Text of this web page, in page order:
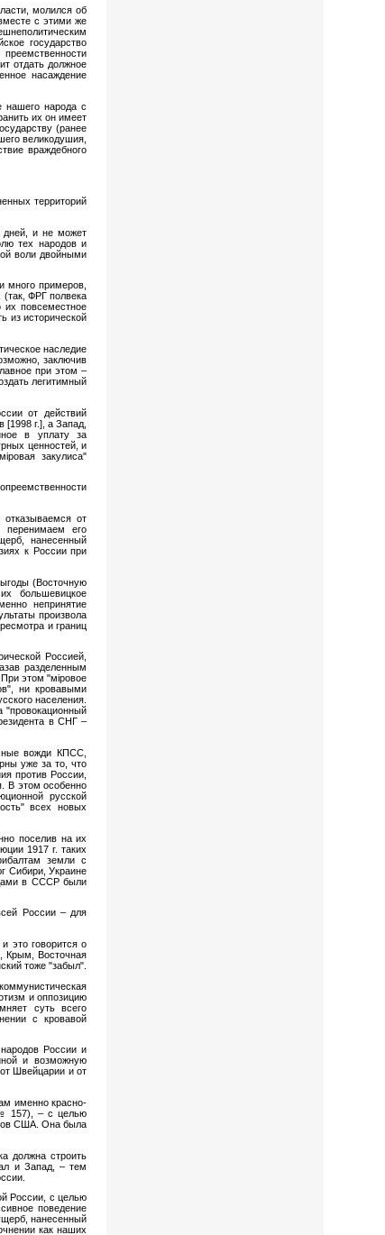
молился об
с этими же
государство
отдать должное
насаждение
нашего народа с
их он имеет
(ранее
великодушия,
враждебного
территорий
дней, и не может
тех народов и
воли двойными
много примеров,
(так, ФРГ полвека
повсеместное
из исторической
наследие
заключив
при этом –
легитимный
от действий
г.], а Запад,
в уплату за
ценностей, и
закулиса"
от
перенимаем его
нанесенный
к России при
(Восточную
большевицкое
непринятие
произвола
и границ
Россией,
разделенным
При этом "мiровое
ни кровавыми
населения.
"провокационный
в СНГ –
вожди КПСС,
уже за то, что
против России,
В этом особенно
русской
всех новых
поселив на их
1917 г. таких
земли с
Сибири, Украине
в СССР были
России – для
это говорится о
Крым, Восточная
тоже "забыл".
и оппозицию
суть всего
с кровавой
России и
и возможную
Швейцарии и от
именно красно-
№ 157), – с целью
США. Она была
должна строить
и Запад, – тем
России, с целью
поведение
нанесенный
как наших